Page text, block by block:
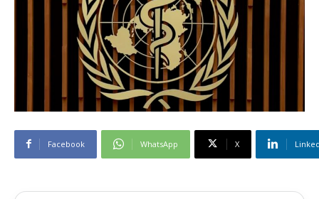
Facebook WhatsApp X